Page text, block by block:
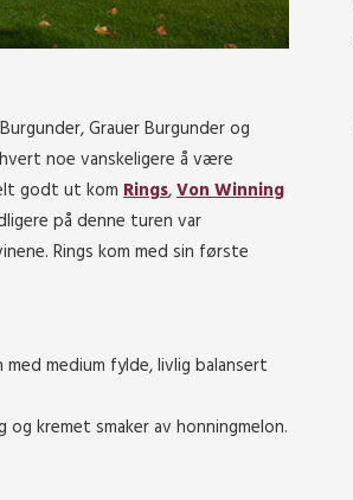
Grauer Burgunder og
noe vanskeligere å være
godt ut kom Rings,Von Winning
på denne turen var
Rings kom med sin første
medium fylde, livlig balansert
kremet smaker av honningmelon.